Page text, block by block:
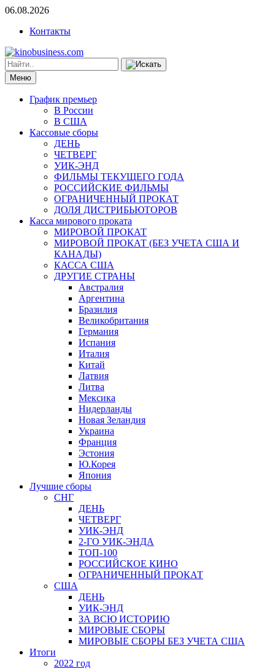
06.08.2026
Контакты
Меню
График премьер
В России
В США
Кассовые сборы
ДЕНЬ
ЧЕТВЕРГ
УИК-ЭНД
ФИЛЬМЫ ТЕКУЩЕГО ГОДА
РОССИЙСКИЕ ФИЛЬМЫ
ОГРАНИЧЕННЫЙ ПРОКАТ
ДОЛЯ ДИСТРИБЬЮТОРОВ
Касса мирового проката
МИРОВОЙ ПРОКАТ
МИРОВОЙ ПРОКАТ (БЕЗ УЧЕТА США И
КАНАДЫ)
КАССА США
ДРУГИЕ СТРАНЫ
Австралия
Аргентина
Бразилия
Великобритания
Германия
Испания
Италия
Китай
Латвия
Литва
Мексика
Нидерланды
Новая Зеландия
Украина
Франция
Эстония
Ю.Корея
Япония
Лучшие сборы
СНГ
ДЕНЬ
ЧЕТВЕРГ
УИК-ЭНД
2-ГО УИК-ЭНДА
ТОП-100
РОССИЙСКОЕ КИНО
ОГРАНИЧЕННЫЙ ПРОКАТ
США
ДЕНЬ
УИК-ЭНД
ЗА ВСЮ ИСТОРИЮ
МИРОВЫЕ СБОРЫ
МИРОВЫЕ СБОРЫ БЕЗ УЧЕТА США
Итоги
2022 год